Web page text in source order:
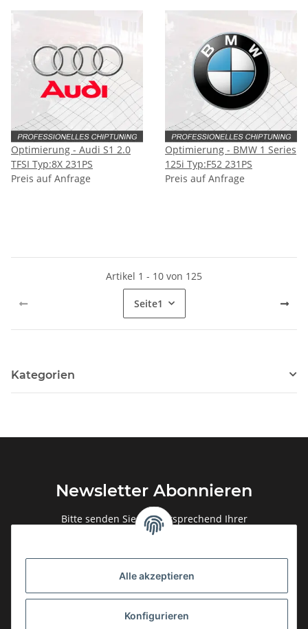
Alle akzeptieren
Konfigurieren
Optimierung - Audi S1 2.0
TFSI Typ:8X 231PS
Preis auf Anfrage
Optimierung - BMW 1 Series
125i Typ:F52 231PS
Preis auf Anfrage
Artikel 1 - 10 von 125
Seite1
Kategorien
Newsletter Abonnieren
Bitte senden Sie mir entsprechend Ihrer
regelmäßig und jederzeit widerruflich
Newsletter Abonnieren